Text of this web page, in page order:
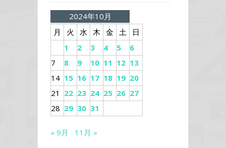
2024年10月
月
火 水 木 金 土
日
1
2 3 4 5
6
7
8 9 10 11 12 13
14 15 16 17 18 19 20
21
22 23 24 25 26 27
28 29 30 31
« 9月 11月 »